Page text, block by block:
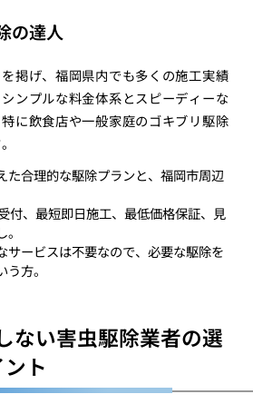
の達人
を掲げ、福岡県内でも多くの施工実績
ンプルな料金体系とスピーディーな
に飲食店や一般家庭のゴキブリ駆除
た合理的な駆除プランと、福岡市周辺
付、最短即日施工、最低価格保証、見
サービスは不要なので、必要な駆除を
方。
ない害虫駆除業者の選
ト